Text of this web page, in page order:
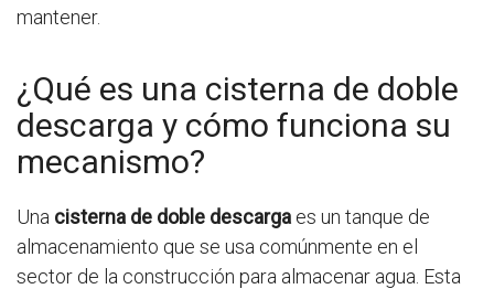
mantener.
¿Qué es una cisterna de doble
descarga y cómo funciona su
mecanismo?
Una cisterna de doble descarga es un tanque de
almacenamiento que se usa comúnmente en el
sector de la construcción para almacenar agua. Esta